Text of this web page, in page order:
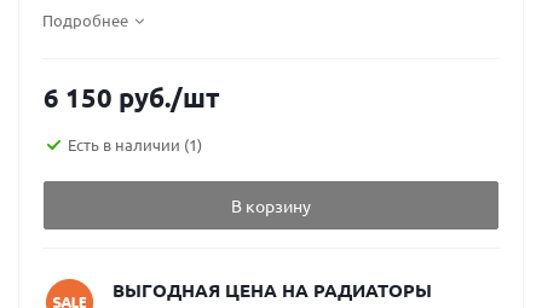
Подробнее
6 150 руб./шт
Есть в наличии (1)
В корзину
ВЫГОДНАЯ ЦЕНА НА РАДИАТОРЫ